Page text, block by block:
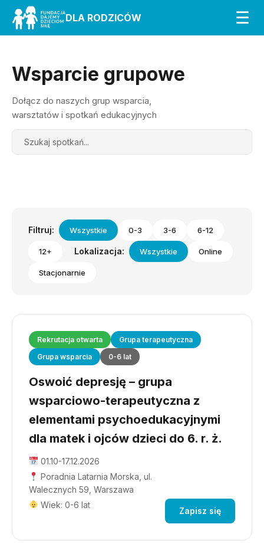
DLA RODZICÓW ☰
Wsparcie grupowe
Dołącz do naszych grup wsparcia,
warsztatów i spotkań edukacyjnych
Search
Filtruj: Wszystkie 0-3 3-6 6-12
12+ Lokalizacja: Wszystkie Online
Stacjonarnie
Rekrutacja otwarta
Grupa terapeutyczna
Grupa wsparcia
0-6 lat
Oswoić depresję – grupa
wsparciowo-terapeutyczna z
elementami psychoedukacyjnymi
dla matek i ojców dzieci do 6. r. ż.
01.10-17.12.2026
Poradnia Latarnia Morska, ul.
Walecznych 59, Warszawa
Wiek: 0-6 lat
Zapisz się